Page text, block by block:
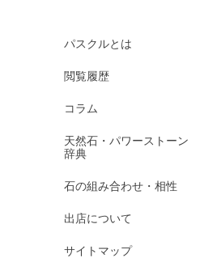
パスクルとは
閲覧履歴
コラム
天然石・パワーストーン
辞典
石の組み合わせ・相性
出店について
サイトマップ